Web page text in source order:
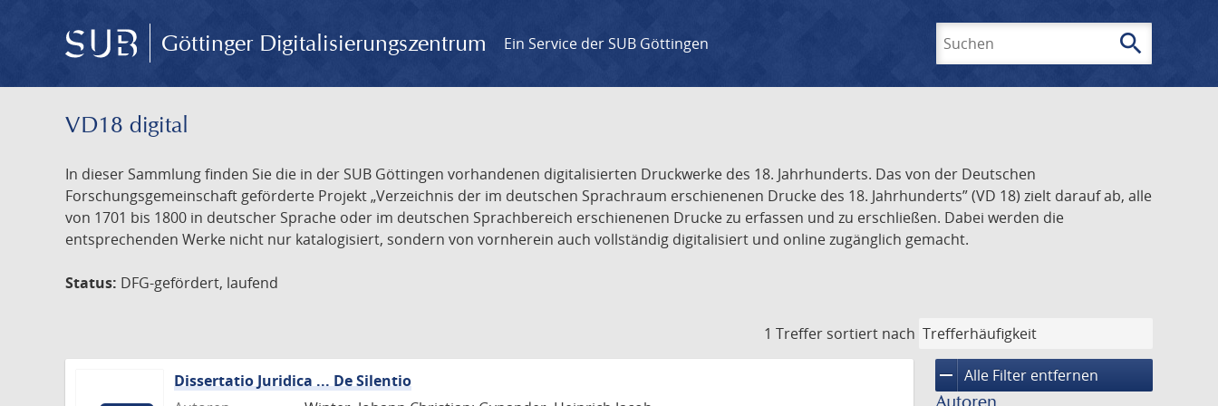
Göttinger Digitalisierungszentrum Ein Service der SUB Göttingen search
VD18 digital
In dieser Sammlung finden Sie die in der SUB Göttingen vorhandenen digitalisierten Druckwerke des 18. Jahrhunderts. Das von der Deutschen
Forschungsgemeinschaft geförderte Projekt „Verzeichnis der im deutschen Sprachraum erschienenen Drucke des 18. Jahrhunderts” (VD 18) zielt darauf ab, alle
von 1701 bis 1800 in deutscher Sprache oder im deutschen Sprachbereich erschienenen Drucke zu erfassen und zu erschließen. Dabei werden die
entsprechenden Werke nicht nur katalogisiert, sondern von vornherein auch vollständig digitalisiert und online zugänglich gemacht.
Status: DFG-gefördert, laufend
1 Treffer sortiert nach
remove Alle Filter entfernen
Dissertatio Juridica ... De Silentio